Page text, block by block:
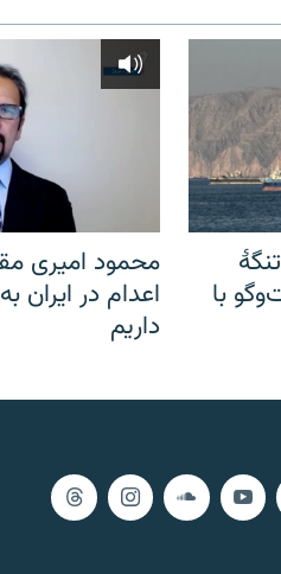
با
محمود امیری
اعدام در ایران
داریم